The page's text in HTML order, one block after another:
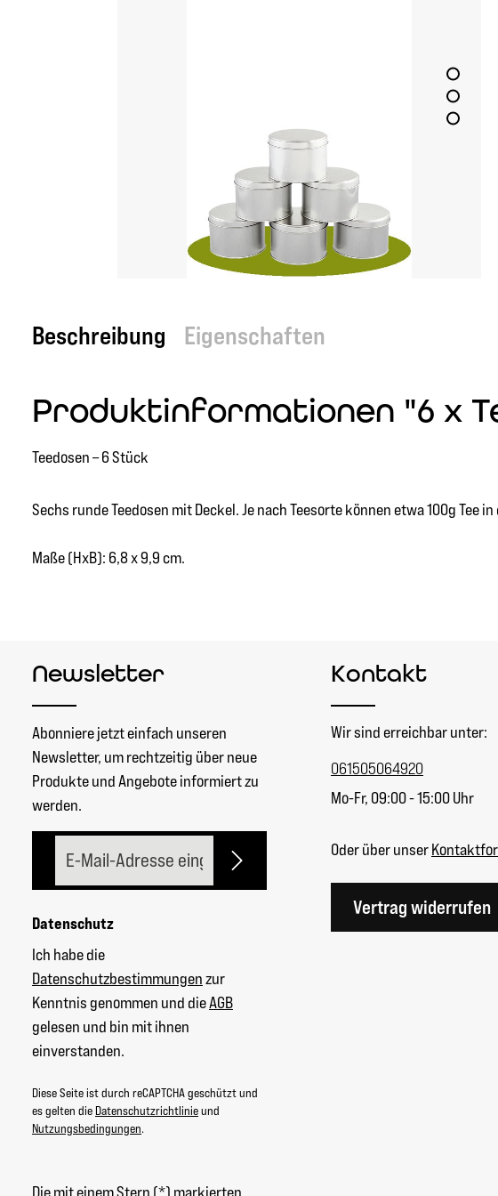
Beschreibung Eigenschaften
Produktinformationen "6 x
Teedosen – 6 Stück
Sechs runde Teedosen mit Deckel. Je nach Teesorte können etwa 100g Tee
Maße (HxB): 6,8 x 9,9 cm.
Newsletter
Abonniere jetzt einfach unseren
Newsletter, um rechtzeitig über neue
Produkte und Angebote informiert zu
werden.
Datenschutz
Ich habe die
Datenschutzbestimmungenzur
Kenntnis genommen und dieAGB
gelesen und bin mit ihnen
einverstanden.
Diese Seite ist durch reCAPTCHA geschützt und
es gelten die Datenschutzrichtlinieund
Nutzungsbedingungen.
Die mit einem Stern (*) markierten
Kontakt
Wir sind erreichbar unter:
061505064920
Mo-Fr, 09:00 - 15:00 Uhr
Oder über unser
Vertrag widerrufen